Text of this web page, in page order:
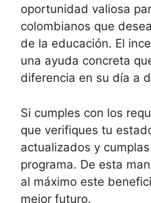
oportunidad valiosa
colombianos que
de la educación. El
una ayuda concreta
diferencia en su día a
Si cumples con los
que verifiques tu
actualizados y
programa. De esta
al máximo este
mejor futuro.